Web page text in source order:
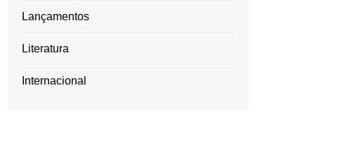
Lançamentos
Literatura
Internacional